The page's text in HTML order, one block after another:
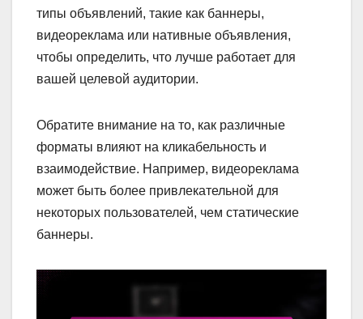
типы объявлений, такие как баннеры,
видеореклама или нативные объявления,
чтобы определить, что лучше работает для
вашей целевой аудитории.
Обратите внимание на то, как различные
форматы влияют на кликабельность и
взаимодействие. Например, видеореклама
может быть более привлекательной для
некоторых пользователей, чем статические
баннеры.